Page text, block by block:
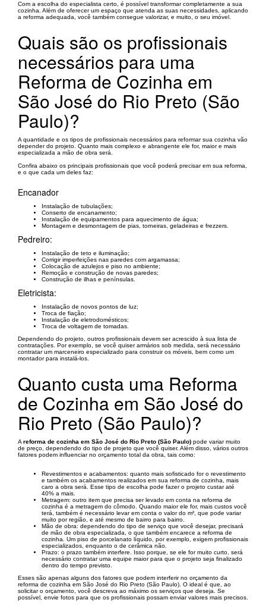
Com a escolha do especialista certo, é possível transformar completamente a sua
cozinha. Além de oferecer um espaço que atenda as suas necessidades, aplicando
a reforma adequada, você também consegue valorizar, e muito, o seu imóvel.
Quais são os profissionais
necessários para uma
Reforma de Cozinha em
São José do Rio Preto (São
Paulo)?
A quantidade e os tipos de profissionais necessários para reformar sua cozinha vão
depender do projeto. Quanto mais complexo e abrangente ele for, maior e mais
especializada a mão de obra será.
Confira abaixo os principais profissionais que você poderá precisar em sua reforma,
e o que cada um deles faz:
Encanador
Instalação de tubulações;
Conserto de encanamento;
Instalação de equipamentos para aquecimento de água;
Montagem e desmontagem de pias, torneiras, geladeiras e frezzers.
Pedreiro:
Instalação de teto e iluminação;
Corrigir imperfeições nas paredes com argamassa;
Colocação de azulejos e piso no ambiente;
Remoção e construção de novas paredes;
Construção de ilhas e penínsulas.
Eletricista:
Instalação de novos pontos de luz;
Troca de fiação;
Instalação de eletrodomésticos;
Troca de voltagem de tomadas.
Dependendo do projeto, outros profissionais devem ser acrescido à sua lista de
contratações. Por exemplo, se você quiser armários sob medida, será necessário
contratar um marceneiro especializado para construir os móveis, bem como um
montador para instalá-los.
Quanto custa uma Reforma
de Cozinha em São José do
Rio Preto (São Paulo)?
A reforma de cozinha em São José do Rio Preto (São Paulo) pode variar muito
de preço, dependendo do tipo de projeto que você quiser. Além disso, vários outros
fatores podem influenciar no orçamento total da obra, tais como:
Revestimentos e acabamentos: quanto mais sofisticado for o revestimento
e também os acabamentos realizados em sua reforma de cozinha, mais
caro a obra será. Esse tipo de escolha pode fazer o projeto custar até
40% a mais.
Metragem: outro item que precisa ser levado em conta na reforma de
cozinha é a metragem do cômodo. Quando maior ele for, mais custos você
terá, também é necessário levar em conta o valor do m², que pode variar
muito por região, e até mesmo de bairro para bairro.
Mão de obra: dependendo do tipo de serviço que você desejar, precisará
de mão de obra especializada, o que também encarece a reforma de
cozinha. Um piso de porcelanato líquido, por exemplo, exigem profissionais
especializados, enquanto o de cerâmica não.
Prazo: o prazo também interfere. Isso porque, se ele for muito curto, será
necessário contratar uma equipe maior para que o projeto seja finalizado
dentro do tempo previsto.
Esses são apenas alguns dos fatores que podem interferir no orçamento da
reforma de cozinha em São José do Rio Preto (São Paulo). O ideal é que, ao
solicitar o orçamento, você descreva ao máximo os serviços que deseja. Se
possível, envie fotos para que os profissionais possam enviar valores mais precisos.